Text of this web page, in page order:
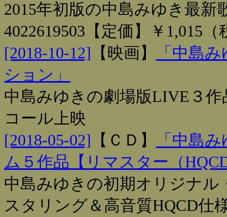
2015年初版の中島みゆき最新
4022619503【定価】￥1,015（
[2018-10-12] 【 映画 】
「中島
ション」
中島みゆきの劇場版LIVE３
コール上映
[2018-05-02] 【 ＣＤ 】
「中島
ム５作品【リマスター（
中島みゆきの初期オリジナル
スタリング＆高音質HQCD仕